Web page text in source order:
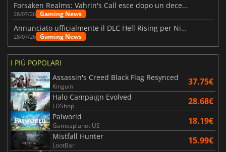
Forsaken Realms: Vahrin's Call esce dopo un decennio di sviluppo
28/07/26 Gaming News
Annunciato ufficialmente il DLC Hell Rising per Nioh 3
28/07/26 Gaming News
I PIÙ POPOLARI
Assassin's Creed Black Flag Resynced
Kinguin 37.75€
Halo Campaign Evolved
LDShop 28.68€
Palworld
Gamesplanet US 18.19€
Mistfall Hunter
LootBar 15.99€